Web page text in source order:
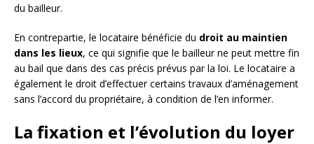
du bailleur.
En contrepartie, le locataire bénéficie du droit au maintien
dans les lieux, ce qui signifie que le bailleur ne peut mettre fin
au bail que dans des cas précis prévus par la loi. Le locataire a
également le droit d’effectuer certains travaux d’aménagement
sans l’accord du propriétaire, à condition de l’en informer.
La fixation et l’évolution du loyer